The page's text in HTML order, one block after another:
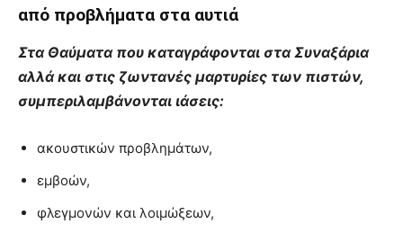
από προβλήματα στα αυτιά
Στα Θαύματα που καταγράφονται στα Συναξάρια
αλλά και στις ζωντανές μαρτυρίες των πιστών,
συμπεριλαμβάνονται ιάσεις:
ακουστικών προβλημάτων,
εμβοών,
φλεγμονών και λοιμώξεων,